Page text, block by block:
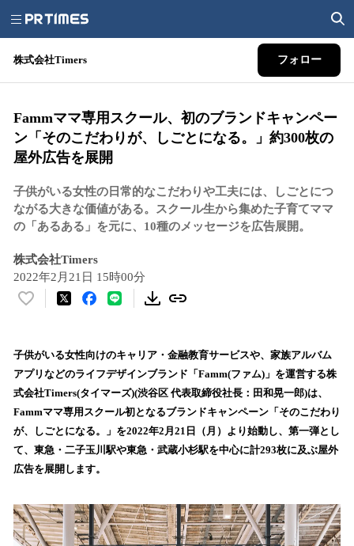
株式会社Timers フォロー
Fammママ専用スクール、初のブランドキャンペー
ン「そのこだわりが、しごとになる。」約300枚の
屋外広告を展開
子供がいる女性の日常的なこだわりや工夫には、しごとにつ
ながる大きな価値がある。スクール生から集めた子育てママ
の「あるある」を元に、10種のメッセージを広告展開。
株式会社Timers
2022年2月21日 15時00分
い
！
数
を
込
み
中
す
子供がいる女性向けのキャリア・金融教育サービスや、家族アルバム
アプリなどのライフデザインブランド「Famm(ファム)」を運営する株
式会社Timers(タイマーズ)(渋谷区 代表取締役社長：田和晃一郎)は、
Fammママ専用スクール初となるブランドキャンペーン「そのこだわり
が、しごとになる。」を2022年2月21日（月）より始動し、第一弾とし
て、東急・二子玉川駅や東急・武蔵小杉駅を中心に計293枚に及ぶ屋外
広告を展開します。